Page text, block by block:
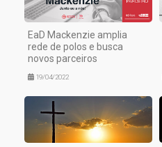
EaD Mackenzie amplia
rede de polos e busca
novos parceiros
19/04/2022